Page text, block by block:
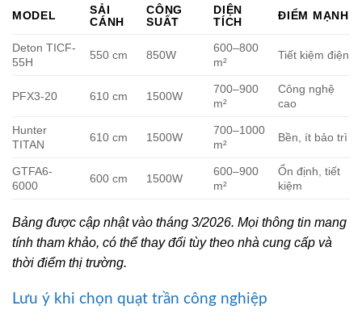
MODEL
SẢI
CÁNH
CÔNG
SUẤT
DIỆN
TÍCH
ĐIỂM MẠNH
Deton TICF-
55H
550 cm 850W
600–800
m²
Tiết kiệm điện
PFX3-20 610 cm 1500W
700–900
m²
Công nghệ
cao
Hunter
TITAN
610 cm 1500W
700–1000
m²
Bền, ít bảo trì
GTFA6-
6000
600 cm 1500W
600–900
m²
Ổn định, tiết
kiệm
Bảng được cập nhật vào tháng 3/2026. Mọi thông tin mang
tính tham khảo, có thể thay đổi tùy theo nhà cung cấp và
thời điểm thị trường.
Lưu ý khi chọn quạt trần công nghiệp